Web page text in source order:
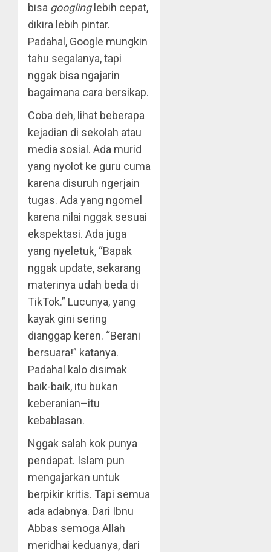
bisa googlinglebih cepat,
dikira lebih pintar.
Padahal, Google mungkin
tahu segalanya, tapi
nggak bisa ngajarin
bagaimana cara bersikap.
Coba deh, lihat beberapa
kejadian di sekolah atau
media sosial. Ada murid
yang nyolot ke guru cuma
karena disuruh ngerjain
tugas. Ada yang ngomel
karena nilai nggak sesuai
ekspektasi. Ada juga
yang nyeletuk, “Bapak
nggak update, sekarang
materinya udah beda di
TikTok.” Lucunya, yang
kayak gini sering
dianggap keren. “Berani
bersuara!” katanya.
Padahal kalo disimak
baik-baik, itu bukan
keberanian–itu
kebablasan.
Nggak salah kok punya
pendapat. Islam pun
mengajarkan untuk
berpikir kritis. Tapi semua
ada adabnya. Dari Ibnu
Abbas semoga Allah
meridhai keduanya, dari